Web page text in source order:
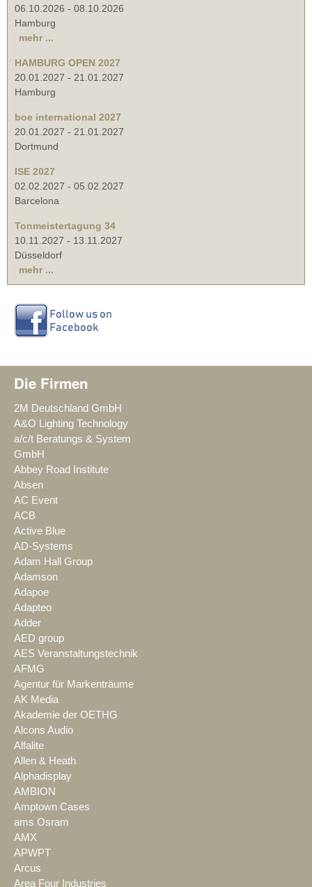
06.10.2026 - 08.10.2026
Hamburg
mehr ...
HAMBURG OPEN 2027
20.01.2027 - 21.01.2027
Hamburg
boe international 2027
20.01.2027 - 21.01.2027
Dortmund
ISE 2027
02.02.2027 - 05.02.2027
Barcelona
Tonmeistertagung 34
10.11.2027 - 13.11.2027
Düsseldorf
mehr ...
Die Firmen
2M Deutschland GmbH
A&O Lighting Technology
a/c/t Beratungs & System
GmbH
Abbey Road Institute
Absen
AC Event
ACB
Active Blue
AD-Systems
Adam Hall Group
Adamson
Adapoe
Adapteo
Adder
AED group
AES Veranstaltungstechnik
AFMG
Agentur für Markenträume
AK Media
Akademie der OETHG
Alcons Audio
Alfalite
Allen & Heath
Alphadisplay
AMBION
Amptown Cases
ams Osram
AMX
APWPT
Arcus
Area Four Industries